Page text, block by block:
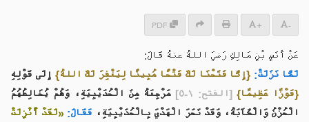
PDF + -
عَنْ أَنَسِ بْنِ مَالِكٍ رَضيَ اللهُ عنهُ قَالَ:
لَمَّا نَزَلَتْ: {إِنَّا فَتَحْنَا لَكَ فَتْحًا مُبِينًا لِيَغْفِرَ لَكَ اللهُ} إِلَى قَوْلِهِ
{فَوْزًا عَظِيمًا} [الفتح: ١-٥]
مَرْجِعَهُ مِنَ الْحُدَيْبِيَةِ، وَهُمْ يُخَالِطُهُمُ
الْحُزْنُ وَالْكَآبَةُ، وَقَدْ نَحَرَ الْهَدْيَ بِالْحُدَيْبِيَةِ، فَقَالَ: «لَقَدْ أُنْزِلَتْ